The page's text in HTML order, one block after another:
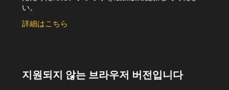
い。
詳細はこちら
지원되지 않는 브라우저 버전입니다